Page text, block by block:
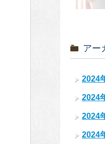
アー
2024
2024
2024
2024